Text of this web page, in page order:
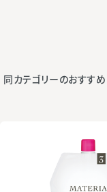
同カテゴリーのおすすめ